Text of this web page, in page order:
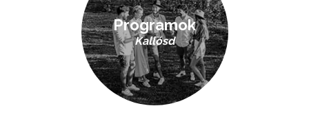
Programok
Kallósd